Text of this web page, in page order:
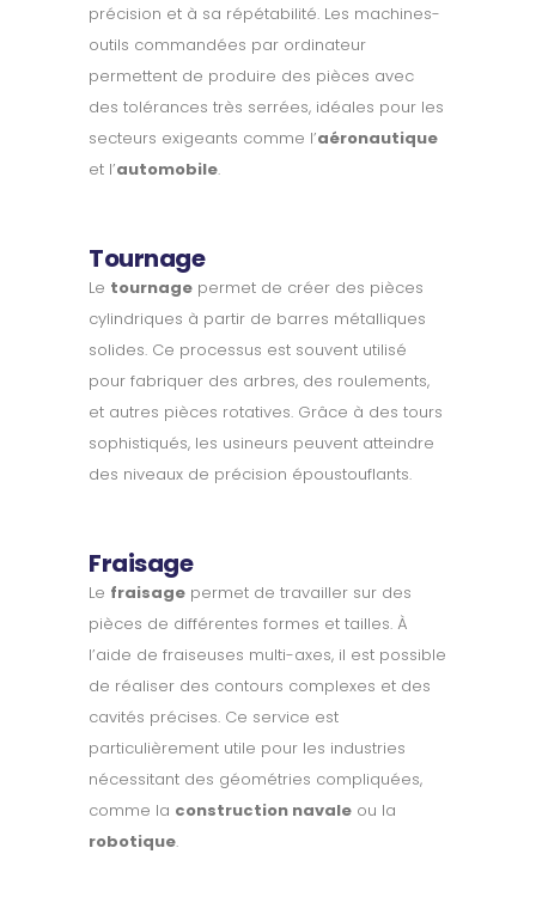
précision et à sa répétabilité. Les machines-
outils commandées par ordinateur
permettent de produire des pièces avec
des tolérances très serrées, idéales pour les
secteurs exigeants comme l’aéronautique
et l’automobile.
Tournage
Le tournage permet de créer des pièces
cylindriques à partir de barres métalliques
solides. Ce processus est souvent utilisé
pour fabriquer des arbres, des roulements,
et autres pièces rotatives. Grâce à des tours
sophistiqués, les usineurs peuvent atteindre
des niveaux de précision époustouflants.
Fraisage
Le fraisage permet de travailler sur des
pièces de différentes formes et tailles. À
l’aide de fraiseuses multi-axes, il est possible
de réaliser des contours complexes et des
cavités précises. Ce service est
particulièrement utile pour les industries
nécessitant des géométries compliquées,
comme la construction navale ou la
robotique.